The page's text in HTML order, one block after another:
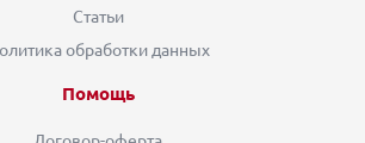
Статьи
обработки данных
Помощь